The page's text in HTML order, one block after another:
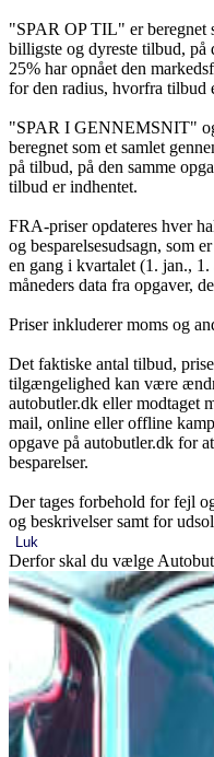
"SPAR OP TIL" er beregnet
billigste og dyreste tilbud, på
25% har opnået den
for den radius, hvorfra tilbud
"SPAR I GENNEMSNIT"
beregnet som et samlet
på tilbud, på den samme
tilbud er indhentet.
FRA-priser opdateres hver
og besparelsesudsagn, som
en gang i kvartalet (1. jan.,
måneders data fra opgaver,
Priser inkluderer moms og
Det faktiske antal tilbud,
tilgængelighed kan være
autobutler.dk eller modtaget
mail, online eller offline
opgave på autobutler.dk for
besparelser.
Der tages forbehold for fejl
og beskrivelser samt for
Luk
Derfor skal du vælge